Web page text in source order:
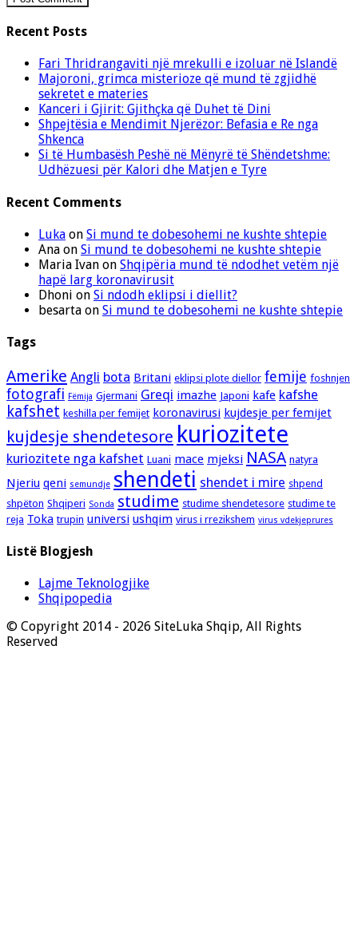
Recent Posts
Fari Thridrangaviti një mrekulli e izoluar në Islandë
Majoroni, grimca misterioze që mund të zgjidhë
sekretet e materies
Kanceri i Gjirit: Gjithçka që Duhet të Dini
Shpejtësia e Mendimit Njerëzor: Befasia e Re nga
Shkenca
Si të Humbasësh Peshë në Mënyrë të Shëndetshme:
Udhëzuesi për Kalori dhe Matjen e Tyre
Recent Comments
Luka on Si mund te dobesohemi ne kushte shtepie
Ana on Si mund te dobesohemi ne kushte shtepie
Maria Ivan on Shqipëria mund të ndodhet vetëm një
hapë larg koronavirusit
Dhoni on Si ndodh eklipsi i diellit?
besarta on Si mund te dobesohemi ne kushte shtepie
Tags
Amerike Angli bota Britani eklipsi plote diellor femije foshnjen
fotografi Fëmija Gjermani Greqi imazhe Japoni kafe kafshe
kafshet keshilla per femijet koronavirusi kujdesje per femijet
kujdesje shendetesore kuriozitete
kuriozitete nga kafshet Luani mace mjeksi NASA natyra
Njeriu qeni semundje shendeti shendet i mire shpend
shpëton Shqiperi Sonda studime studime shendetesore studime te
reja Toka trupin universi ushqim virus i rrezikshem virus vdekjeprures
Listë Blogjesh
Lajme Teknologjike
Shqipopedia
© Copyright 2014 - 2026 SiteLuka Shqip, All Rights
Reserved